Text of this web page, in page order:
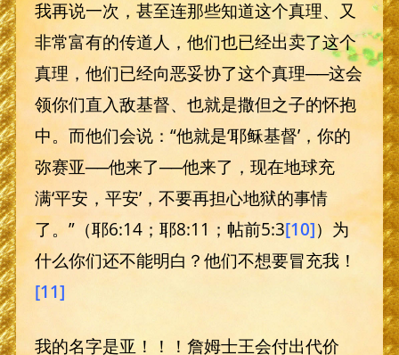
我再说一次，甚至连那些知道这个真理、又
非常富有的传道人，他们也已经出卖了这个
真理，他们已经向恶妥协了这个真理──这会
领你们直入敌基督、也就是撒但之子的怀抱
中。而他们会说：“他就是‘耶稣基督’，你的
弥赛亚──他来了──他来了，现在地球充
满‘平安，平安’，不要再担心地狱的事情
了。”（耶6:14；耶8:11；帖前5:3[10]）为
什么你们还不能明白？他们不想要冒充我！
[11]
我的名字是亚！！！詹姆士王会付出代价